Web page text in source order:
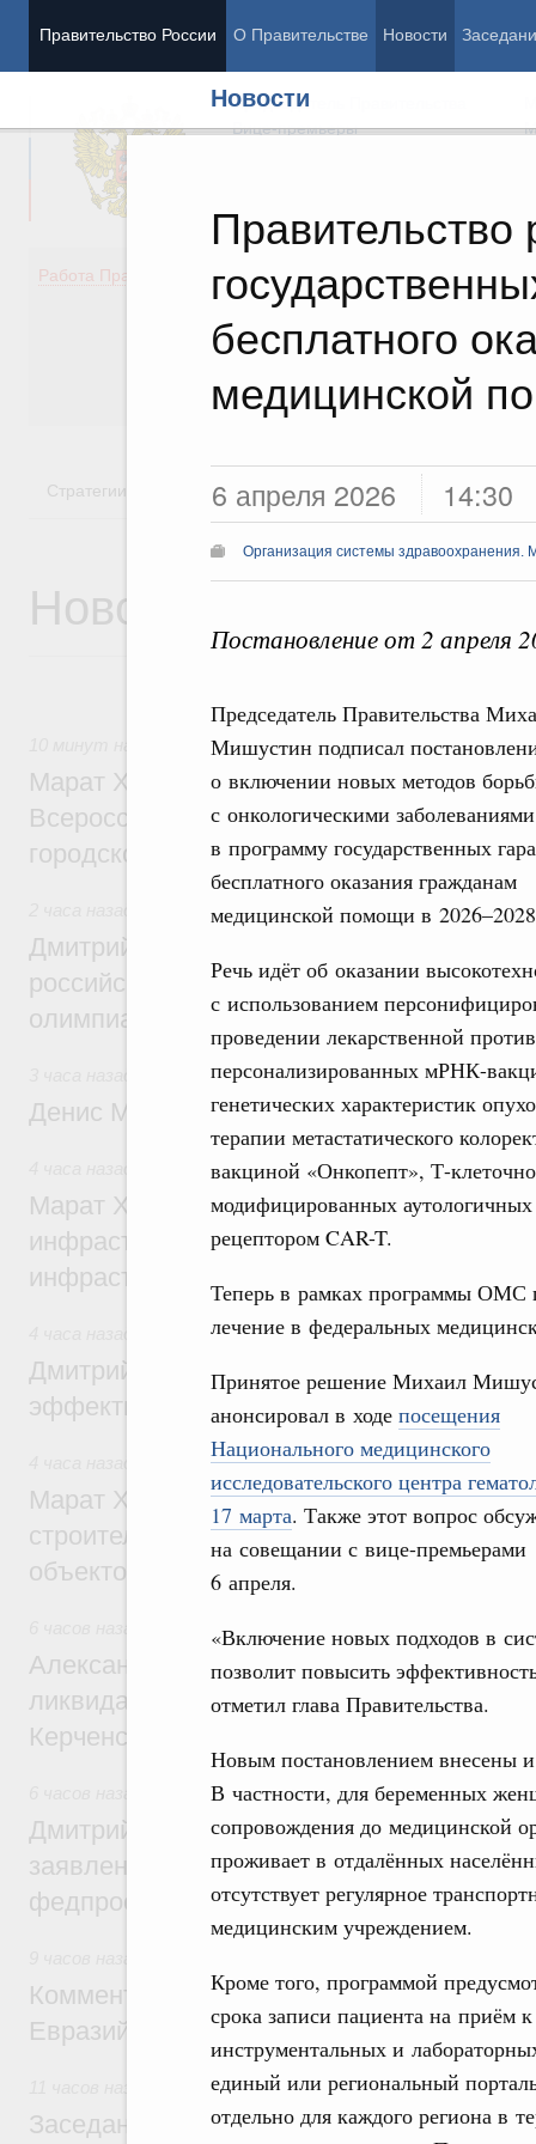
Правительство России О Правительстве Новости
Новости
бесплатного
медицинской
6 апреля 2026 14:30
Организация системы здравоохранения.
Постановление от 2 апреля
Председатель Правительства
Мишустин подписал
о включении новых методов
с онкологическими заболеваниями
в программу государственных
бесплатного оказания гражданам
медицинской помощи в
Речь идёт об оказании
с использованием
проведении лекарственной
персонализированных мРНК-
генетических характеристик
терапии метастатического
вакциной «Онкопепт», Т-
модифицированных
рецептором CAR-T.
Теперь в рамках программы ОМС
лечение в федеральных
Принятое решение Михаил
анонсировал в ходе посещения
Национального медицинского
исследовательского центра
17 марта. Также этот вопрос
на совещании с вице-премьерами
6 апреля.
«Включение новых подходов в
позволит повысить
отметил глава Правительства.
Новым постановлением внесены
В частности, для беременных
сопровождения до медицинской
проживает в отдалённых
отсутствует регулярное
медицинским учреждением.
Кроме того, программой
срока записи пациента на приём
инструментальных и
единый или региональный
отдельно для каждого региона в
Председатель Правительства
Вице-премьеры
Работа Правительства
Демография
Здоровье
Культура
Государство
Стратегии Государственные программы
Новости
Экономика городов. Городская среда
Марат Хуснуллин провёл заседание
Всероссийского конкурса лучших
городской среды
Отрасль информационных технологий
Дмитрий Чернышенко и Сергей Кравцов
российскую сборную с победой на
олимпиаде по искусственному
Общие вопросы промышленной политики
Денис Мантуров посетил Ярославскую
Бюджеты субъектов Федерации.
Марат Хуснуллин: 15 объектов
инфраструктуры построили и обновили
инфраструктурным кредитам
Развитие сельских территорий
Дмитрий Патрушев: Синхронизация
эффективность поддержки сельских
Экономика городов. Городская среда
Марат Хуснуллин: «Единый заказчик»
строительство и реконструкцию более
объектов
Чрезвычайные ситуации и ликвидация их
Александр Козлов провёл заседание
ликвидации последствий чрезвычайной
Керченском проливе
Среднее профессиональное образование
Дмитрий Чернышенко: Установлен
заявлений от абитуриентов колледжей и
федпроекта «Профессионалитет»
Комментарий Алексея Оверчука по
Евразийского межправительственного
Евразийский экономический союз.
Заседание Евразийского